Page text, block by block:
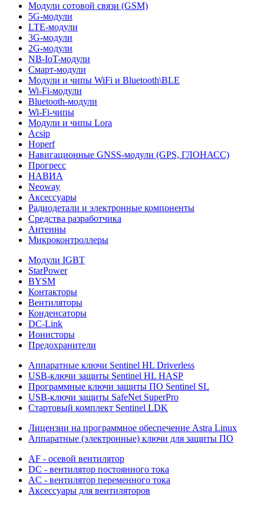
Модули сотовой связи (GSM)
5G-модули
LTE-модули
3G-модули
2G-модули
NB-IoT-модули
Смарт-модули
Модули и чипы WiFi и Bluetooth\BLE
Wi-Fi-модули
Bluetooth-модули
Wi-Fi-чипы
Модули и чипы Lora
Acsip
Hoperf
Навигационные GNSS-модули (GPS, ГЛОНАСС)
Прогресс
НАВИА
Neoway
Аксессуары
Радиодетали и электронные компоненты
Средства разработчика
Антенны
Микроконтроллеры
Модули IGBT
StarPower
BYSM
Контакторы
Вентиляторы
Конденсаторы
DC-Link
Ионисторы
Предохранители
Аппаратные ключи Sentinel HL Driverless
USB-ключи защиты Sentinel HL HASP
Программные ключи защиты ПО Sentinel SL
USB-ключи защиты SafeNet SuperPro
Стартовый комплект Sentinel LDK
Лицензии на программное обеспечение Astra Linux
Аппаратные (электронные) ключи для защиты ПО
AF - осевой вентилятор
DC - вентилятор постоянного тока
AC - вентилятор переменного тока
Аксессуары для вентиляторов